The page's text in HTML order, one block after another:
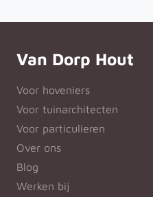
Van Dorp Hout
Voor hoveniers
Voor tuinarchitecten
Voor particulieren
Over ons
Blog
Werken bij